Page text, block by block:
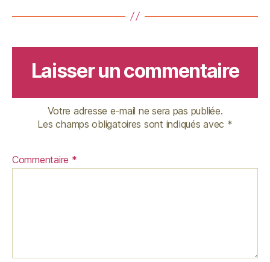
Laisser un commentaire
Votre adresse e-mail ne sera pas publiée.
Les champs obligatoires sont indiqués avec *
Commentaire *